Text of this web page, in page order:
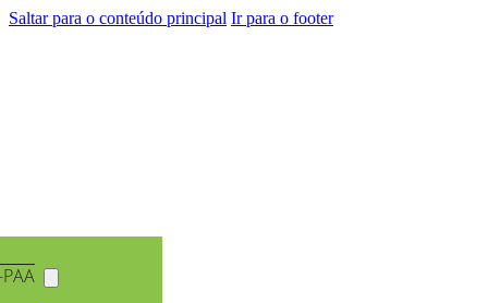
Saltar para o conteúdo principal Ir para o footer